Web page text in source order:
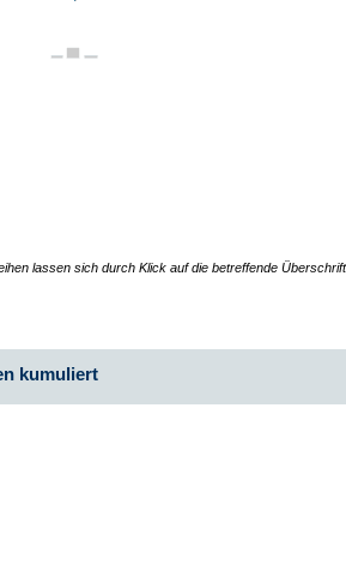
lassen sich durch Klick auf die betreffende Überschrift
kumuliert